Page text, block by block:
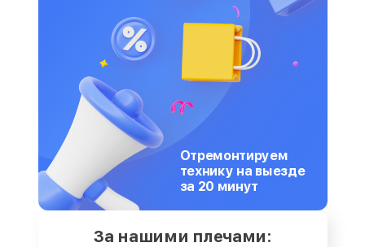
Отремонтируем
технику на выезде
за 20 минут
За нашими плечами: